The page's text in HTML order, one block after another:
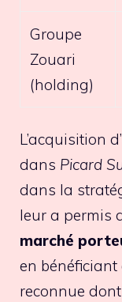
Groupe
Zouari
(holding)
L’acquisition
dans Picard
dans la
leur a permis
marché
en bénéficiant
reconnue